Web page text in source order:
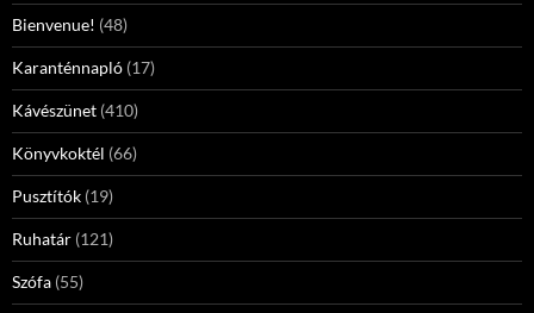
Bienvenue! (48)
Karanténnapló (17)
Kávészünet (410)
Könyvkoktél (66)
Pusztítók (19)
Ruhatár (121)
Szófa (55)